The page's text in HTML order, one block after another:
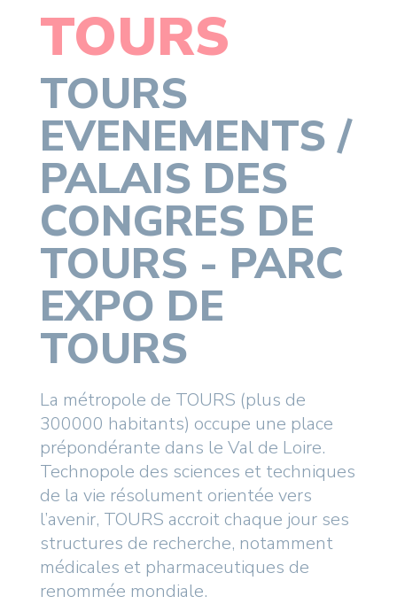
TOURS
TOURS
EVENEMENTS /
PALAIS DES
CONGRES DE
TOURS - PARC
EXPO DE
TOURS
La métropole de TOURS (plus de
300000 habitants) occupe une place
prépondérante dans le Val de Loire.
Technopole des sciences et techniques
de la vie résolument orientée vers
l’avenir, TOURS accroit chaque jour ses
structures de recherche, notamment
médicales et pharmaceutiques de
renommée mondiale.